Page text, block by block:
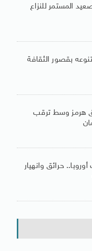
المستمر للنزاع
بقصور الثقافة
هرمز وسط ترقب
حرائق وانهيار